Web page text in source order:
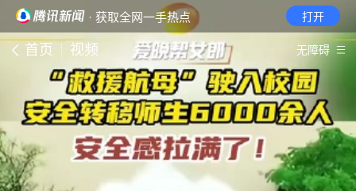
· 获取全网一手热点 打开
首页 视频 无障碍